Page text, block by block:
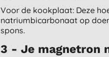
Voor de kookplaat: Deze
natriumbicarbonaat op
spons.
3 - Je magnetron